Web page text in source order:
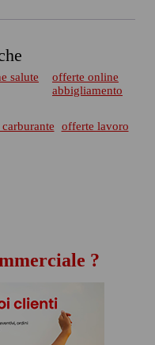
salute
offerte online
abbigliamento
offerte lavoro
?